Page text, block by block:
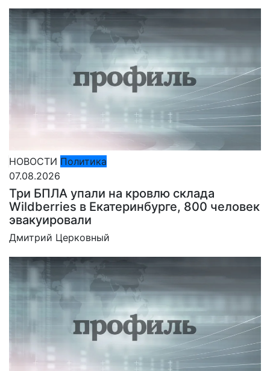
НОВОСТИ Политика
07.08.2026
Три БПЛА упали на кровлю склада
Wildberries в Екатеринбурге, 800 человек
эвакуировали
Дмитрий Церковный